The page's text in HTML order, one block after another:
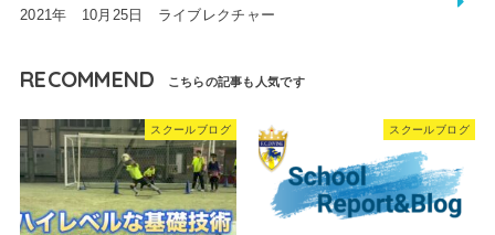
2021年 10月25日 ライブレクチャー
RECOMMEND
スクールブログ スクールブログ